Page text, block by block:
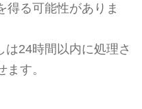
得る可能性がありま
24時間以内に処理さ
す。